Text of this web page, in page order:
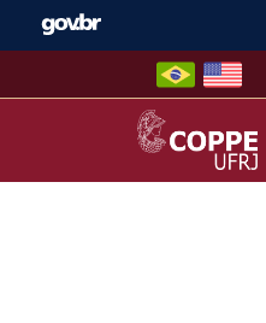
COPPE – UFRJ